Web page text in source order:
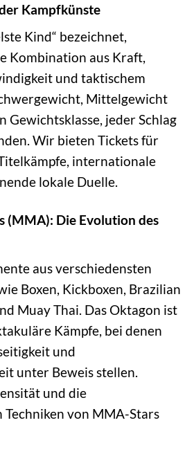
Kampfkünste
Kind“ bezeichnet,
Kombination aus Kraft,
und taktischem
Mittelgewicht
Gewichtsklasse, jeder Schlag
Wir bieten Tickets für
internationale
lokale Duelle.
(MMA): Die Evolution des
aus verschiedensten
Boxen, Kickboxen, Brazilian
Muay Thai. Das Oktagon ist
Kämpfe, bei denen
und
unter Beweis stellen.
und die
von MMA-Stars